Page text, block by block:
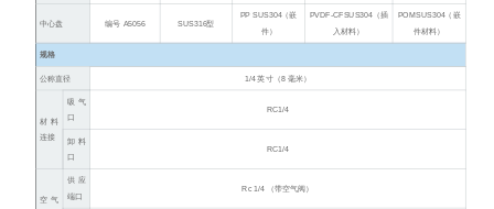
中心盘 编号 A5056 SUS316型
PPSUS304（嵌
件）
PVDF-CFSUS304（插
入材料）
POMSUS304（嵌
件材料）
规格
公称直径 1/4 英寸（8 毫米）
材料
连接
吸气
口
RC1/4
卸料
口
RC1/4
空气
供应
端口
Rc 1/4 （带空气阀）